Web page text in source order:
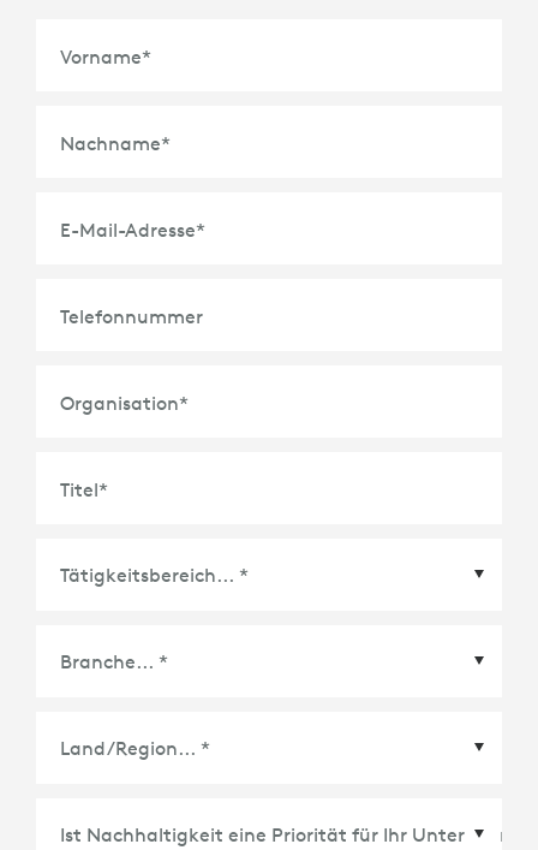
Vorname*
Nachname*
E-Mail-Adresse*
Telefonnummer
Organisation*
Titel*